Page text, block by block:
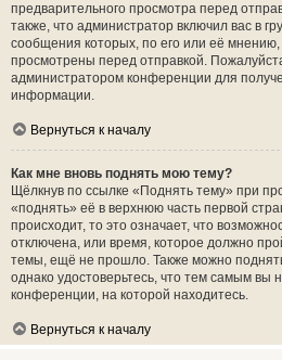
предварительного просмотра перед
также, что администратор включил вас в
сообщения которых, по его или её
просмотрены перед отправкой.
администратором конференции для
информации.
Вернуться к началу
Как мне вновь поднять мою тему?
Щёлкнув по ссылке «Поднять тему» при
«поднять» её в верхнюю часть первой
происходит, то это означает, что
отключена, или время, которое должно
темы, ещё не прошло. Также можно
однако удостоверьтесь, что тем самым вы
конференции, на которой находитесь.
Вернуться к началу